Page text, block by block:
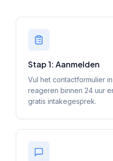
Stap 1: Aanmelden
Vul het contactformulier
reageren binnen 24 uur
gratis intakegesprek.